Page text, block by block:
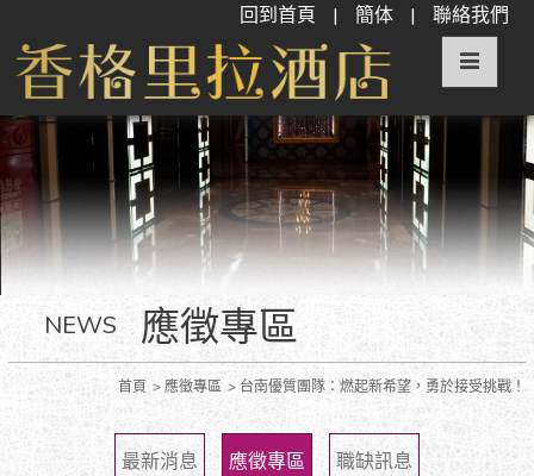
回到首頁 | 簡体 | 聯絡我們
NEWS 應徵專區
首頁 應徵專區 台南優質團隊：燃起新希望，勇於接受挑戰！
最新消息 應徵專區 職缺訊息